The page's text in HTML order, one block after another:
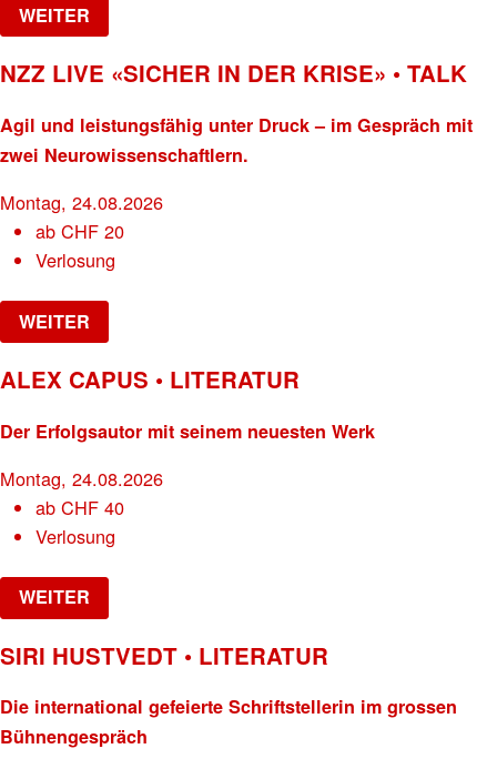
WEITER
NZZ LIVE «SICHER IN DER KRISE» • TALK
Agil und leistungsfähig unter Druck – im Gespräch mit
zwei Neurowissenschaftlern.
Montag, 24.08.2026
abCHF 20
Verlosung
WEITER
ALEX CAPUS • LITERATUR
Der Erfolgsautor mit seinem neuesten Werk
Montag, 24.08.2026
abCHF 40
Verlosung
WEITER
SIRI HUSTVEDT • LITERATUR
Die international gefeierte Schriftstellerin im grossen
Bühnengespräch